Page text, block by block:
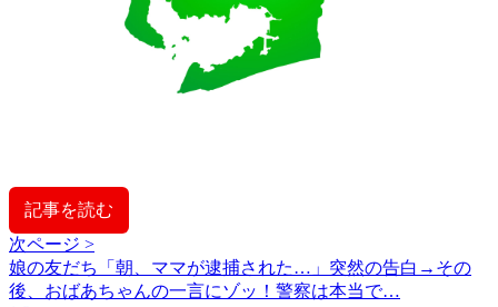
記事を読む
次ページ >
娘の友だち「朝、ママが逮捕された…」突然の告白→その
後、おばあちゃんの一言にゾッ！警察は本当で…